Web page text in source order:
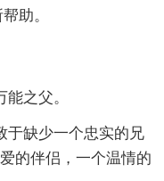
助。
之父。
于缺少一个忠实的兄
的伴侣，一个温情的